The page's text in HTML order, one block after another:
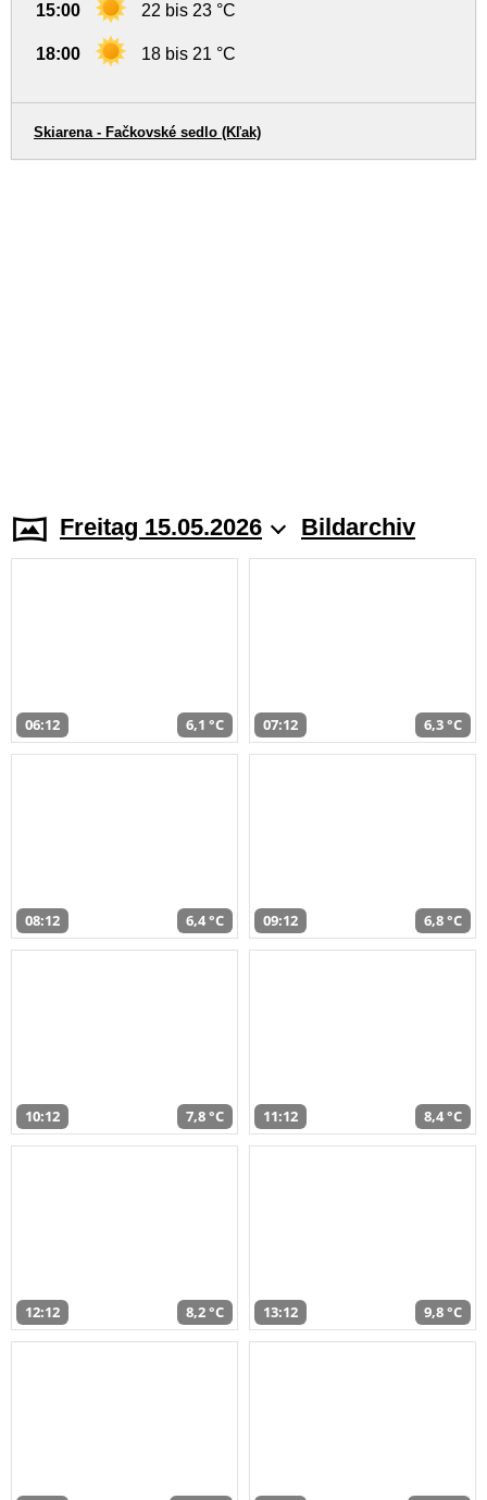
15:00 22 bis 23 °C
18:00 18 bis 21 °C
Skiarena - Fačkovské sedlo (Kľak)
Freitag 15.05.2026 Bildarchiv
06:12 6,1 °C 07:12 6,3 °C
08:12 6,4 °C 09:12 6,8 °C
10:12 7,8 °C 11:12 8,4 °C
12:12 8,2 °C 13:12 9,8 °C